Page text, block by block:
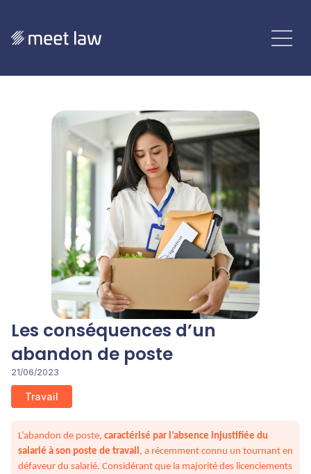
Les conséquences d’un
abandon de poste
21/06/2023
Travail
L’abandon de poste, caractérisé par l’absence injustifiée du
salarié à son poste de travail, a récemment connu un tournant en
défaveur du salarié. Considérant que la majorité des licenciements